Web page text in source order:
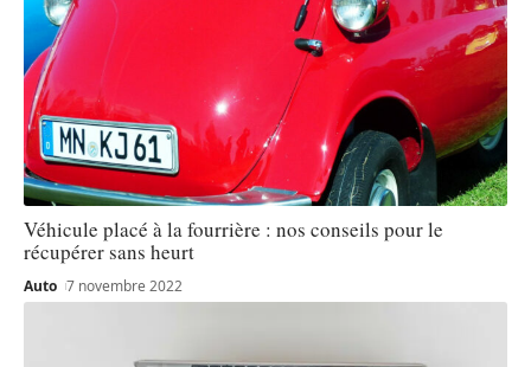
Véhicule placé à la fourrière : nos conseils pour le
récupérer sans heurt
Auto 7 novembre 2022